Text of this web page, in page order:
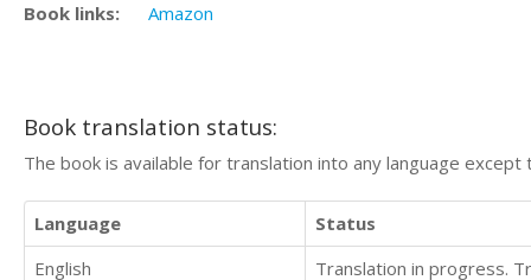
Book links: Amazon
Book translation status:
The book is available for translation into any language
Language
Status
English
Translation in progress.